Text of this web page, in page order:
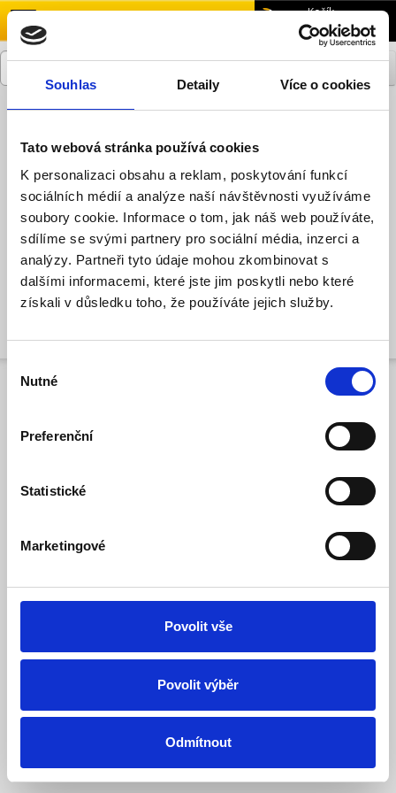
Souhlas Detaily Více o cookies
Tato webová stránka používá cookies
K personalizaci obsahu a reklam, poskytování funkcí
sociálních médií a analýze naší návštěvnosti využíváme
soubory cookie. Informace o tom, jak náš web používáte,
sdílíme se svými partnery pro sociální média, inzerci a
analýzy. Partneři tyto údaje mohou zkombinovat s
dalšími informacemi, které jste jim poskytli nebo které
získali v důsledku toho, že používáte jejich služby.
souhlasu
Nutné
Preferenční
Statistické
Marketingové
Povolit vše
Povolit výběr
Odmítnout
Košík
0,00 Kč
menu
Přihlásit se Zaregistrovat se
Autosortiment Jablotron
GSM/GPS autoalarmy - Jablotron
GSM/GPS autoalarmy - Jablotron
Nastavení cookies